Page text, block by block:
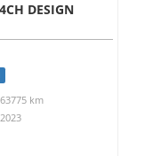
DESIGN
63775 km
2023